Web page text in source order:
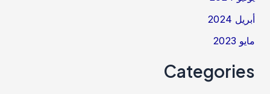
أبريل 2024
مايو 2023
Categories